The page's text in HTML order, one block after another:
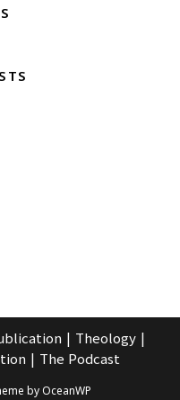
Theology
The Podcast
by OceanWP